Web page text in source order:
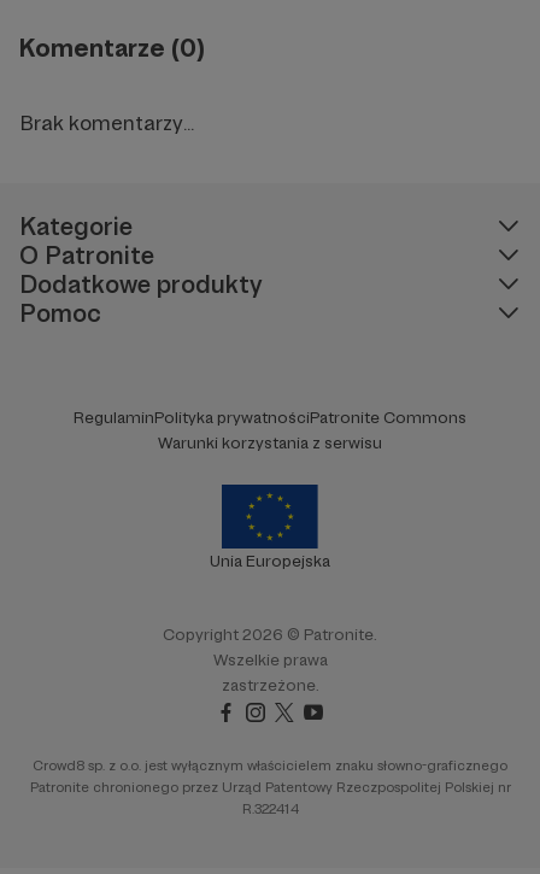
Komentarze (0)
Brak komentarzy...
Kategorie
O Patronite
Dodatkowe produkty
Pomoc
RegulaminPolityka prywatnościPatronite Commons
Warunki korzystania z serwisu
Unia Europejska
Copyright 2026 © Patronite.
Wszelkie prawa
zastrzeżone.
Crowd8 sp. z o.o. jest wyłącznym właścicielem znaku słowno-graficznego
Patronite chronionego przez Urząd Patentowy Rzeczpospolitej Polskiej nr
R.322414